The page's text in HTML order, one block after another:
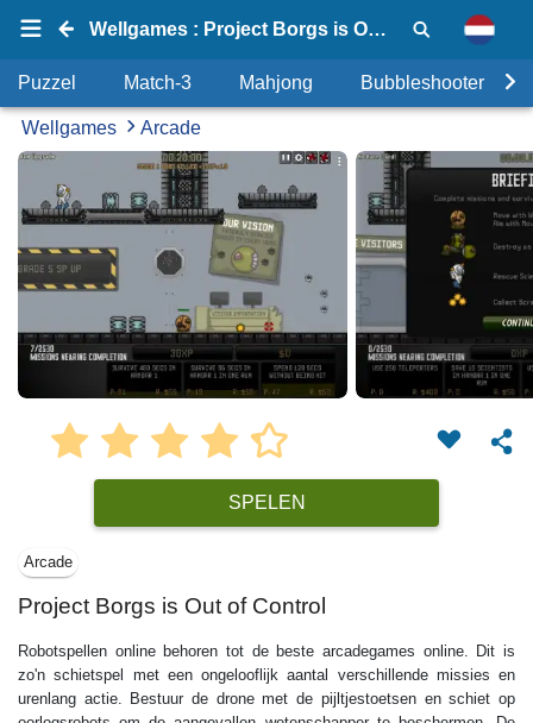
Wellgames : Project Borgs is Out of Control
Puzzel Match-3 Mahjong Bubbleshooter
Wellgames Arcade
SPELEN
Arcade
Project Borgs is Out of Control
Robotspellen online behoren tot de beste arcadegames online. Dit is
zo'n schietspel met een ongelooflijk aantal verschillende missies en
urenlang actie. Bestuur de drone met de pijltjestoetsen en schiet op